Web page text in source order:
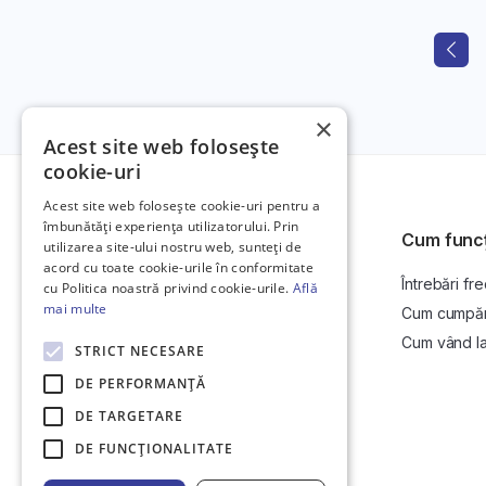
Fii
Platformă de anunțuri auto și licitații
auto online.
Cum
Întrebări
Cum
Cum vând
×
Acest site web folosește
cookie-uri
Acest site web folosește cookie-uri pentru a
îmbunătăți experiența utilizatorului. Prin
utilizarea site-ului nostru web, sunteți de
acord cu toate cookie-urile în conformitate
cu Politica noastră privind cookie-urile. Află
mai multe
STRICT NECESARE
DE PERFORMANȚĂ
DE TARGETARE
DE FUNCŢIONALITATE